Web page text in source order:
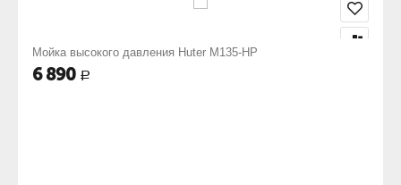
Мойка высокого давления Huter M135-HP
6 890 Р